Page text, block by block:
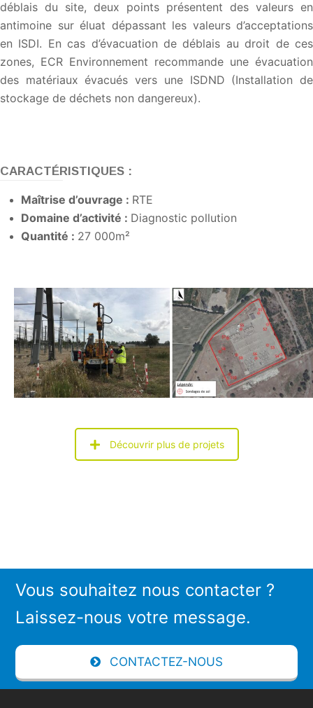
déblais du site, deux points présentent des valeurs en
antimoine sur éluat dépassant les valeurs d’acceptations
en ISDI. En cas d’évacuation de déblais au droit de ces
zones, ECR Environnement recommande une évacuation
des matériaux évacués vers une ISDND (Installation de
stockage de déchets non dangereux).
CARACTÉRISTIQUES :
Maîtrise d’ouvrage : RTE
Domaine d’activité : Diagnostic pollution
Quantité : 27 000m²
Découvrir plus de projets
Vous souhaitez nous contacter ?
Laissez-nous votre message.
CONTACTEZ-NOUS